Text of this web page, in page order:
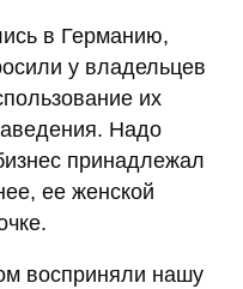
в Германию,
у владельцев
их
Надо
принадлежал
ее женской
восприняли нашу